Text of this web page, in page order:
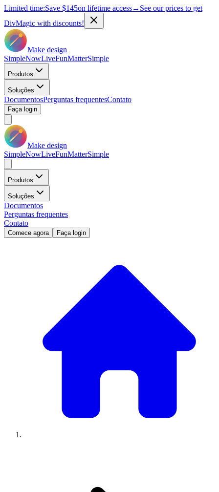
Limited time:Save $145on lifetime access→ See our prices to get
DivMagic with discounts!
Make design
SimpleNowLiveFunMatterSimple
Produtos
Soluções
DocumentosPerguntas frequentesContato
Faça login
Make design
SimpleNowLiveFunMatterSimple
Produtos
Soluções
Documentos
Perguntas frequentes
Contato
Comece agora Faça login